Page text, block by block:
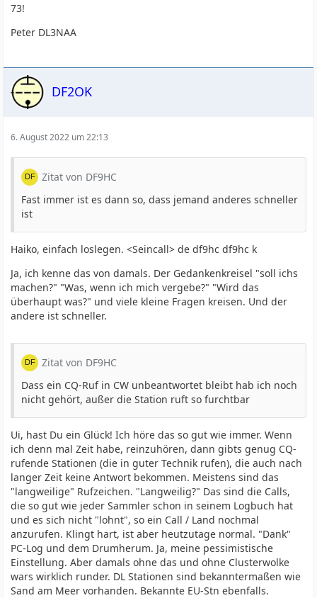
73!
Peter DL3NAA
DF2OK
6. August 2022 um 22:13
Zitat von DF9HC
Fast immer ist es dann so, dass jemand anderes schneller
ist
Haiko, einfach loslegen. <Seincall> de df9hc df9hc k
Ja, ich kenne das von damals. Der Gedankenkreisel "soll ichs
machen?" "Was, wenn ich mich vergebe?" "Wird das
überhaupt was?" und viele kleine Fragen kreisen. Und der
andere ist schneller.
Zitat von DF9HC
Dass ein CQ-Ruf in CW unbeantwortet bleibt hab ich noch
nicht gehört, außer die Station ruft so furchtbar
Ui, hast Du ein Glück! Ich höre das so gut wie immer. Wenn
ich denn mal Zeit habe, reinzuhören, dann gibts genug CQ-
rufende Stationen (die in guter Technik rufen), die auch nach
langer Zeit keine Antwort bekommen. Meistens sind das
"langweilige" Rufzeichen. "Langweilig?" Das sind die Calls,
die so gut wie jeder Sammler schon in seinem Logbuch hat
und es sich nicht "lohnt", so ein Call / Land nochmal
anzurufen. Klingt hart, ist aber heutzutage normal. "Dank"
PC-Log und dem Drumherum. Ja, meine pessimistische
Einstellung. Aber damals ohne das und ohne Clusterwolke
wars wirklich runder. DL Stationen sind bekanntermaßen wie
Sand am Meer vorhanden. Bekannte EU-Stn ebenfalls.